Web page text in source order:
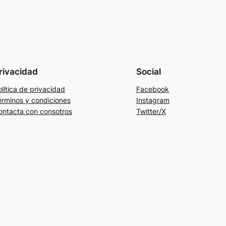
de privacidad
y condiciones
con consotros
Social
Facebook
Instagram
Twitter/X